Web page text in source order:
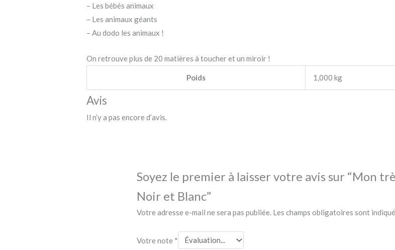
– Les bébés animaux
– Les animaux géants
– Au dodo les animaux !
On retrouve plus de 20 matières à toucher et un miroir !
Poids 1,000 kg
Avis
Il n’y a pas encore d’avis.
Soyez le premier à laisser votre avis sur “Mon
Noir et Blanc”
Votre adresse e-mail ne sera pas publiée. Les champs obligatoires sont
Votre note *